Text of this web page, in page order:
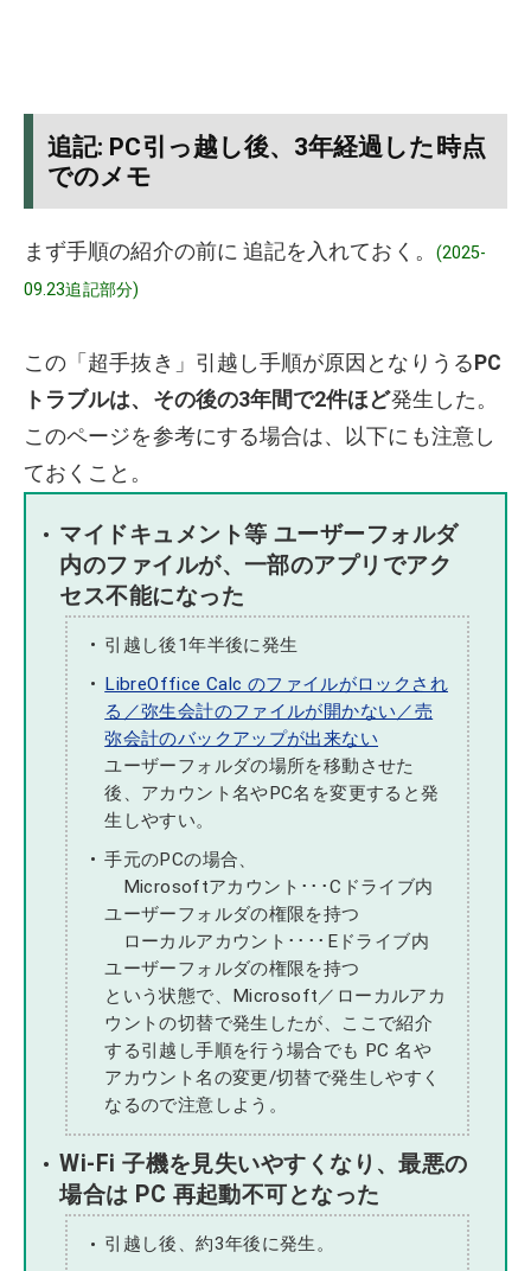
追記: PC引っ越し後、3年経過した時点
でのメモ
まず手順の紹介の前に 追記を入れておく。
(2025-
09.23追記部分)
この「超手抜き」引越し手順が原因となりうるPC
トラブルは、その後の3年間で2件ほど発生した。
このページを参考にする場合は、以下にも注意し
ておくこと。
マイドキュメント等 ユーザーフォルダ
内のファイルが、一部のアプリでアク
セス不能になった
引越し後1年半後に発生
LibreOffice Calc のファイルがロックされ
る／弥生会計のファイルが開かない／売
弥会計のバックアップが出来ない
ユーザーフォルダの場所を移動させた
後、アカウント名やPC名を変更すると発
生しやすい。
手元のPCの場合、
Microsoftアカウント･･･Cドライブ内
ユーザーフォルダの権限を持つ
ローカルアカウント････Eドライブ内
ユーザーフォルダの権限を持つ
という状態で、Microsoft／ローカルアカ
ウントの切替で発生したが、ここで紹介
する引越し手順を行う場合でも PC 名や
アカウント名の変更/切替で発生しやすく
なるので注意しよう。
Wi-Fi 子機を見失いやすくなり、最悪の
場合は PC 再起動不可となった
引越し後、約3年後に発生。